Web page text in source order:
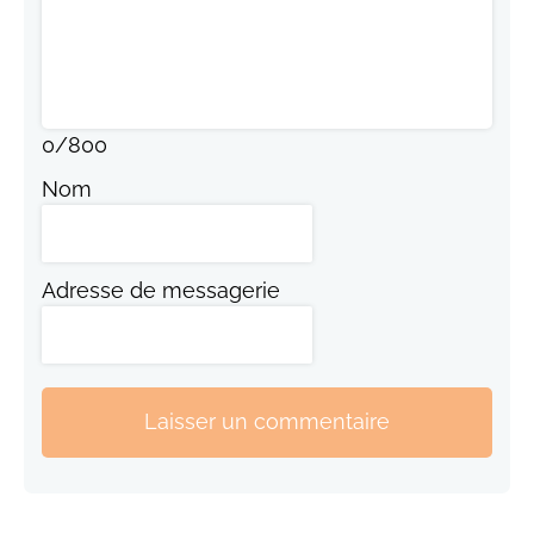
0/800
Nom
Adresse de messagerie
Laisser un commentaire